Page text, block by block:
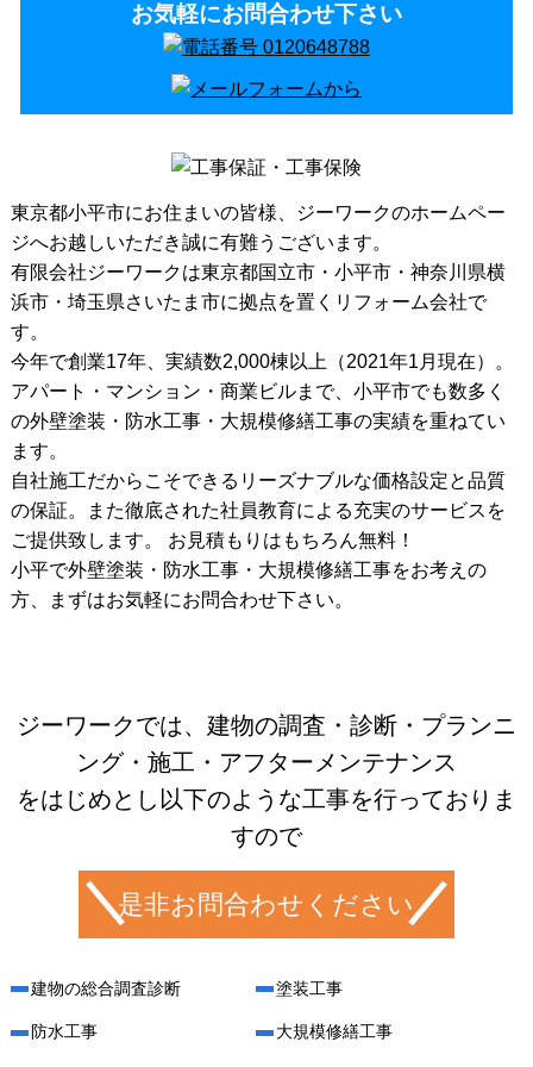
お気軽にお問合わせ下さい
東京都小平市にお住まいの皆様、ジーワークのホームペー
ジへお越しいただき誠に有難うございます。
有限会社ジーワークは東京都国立市・小平市・神奈川県横
浜市・埼玉県さいたま市に拠点を置くリフォーム会社で
す。
今年で創業17年、実績数2,000棟以上（2021年1月現在）。
アパート・マンション・商業ビルまで、 小平市でも数多く
の外壁塗装・防水工事・大規模修繕工事の実績を重ねてい
ます。
自社施工だからこそできるリーズナブルな価格設定と品質
の保証。また徹底された社員教育による充実のサービスを
ご提供致します。 お見積もりはもちろん無料！
小平で外壁塗装・防水工事・大規模修繕工事をお考えの
方、まずはお気軽にお問合わせ下さい。
ジーワークでは、建物の調査・診断・プランニ
ング・施工・アフターメンテナンス
をはじめとし以下のような工事を行っておりま
すので
是非お問合わせください
建物の総合調査診断 塗装工事
防水工事 大規模修繕工事